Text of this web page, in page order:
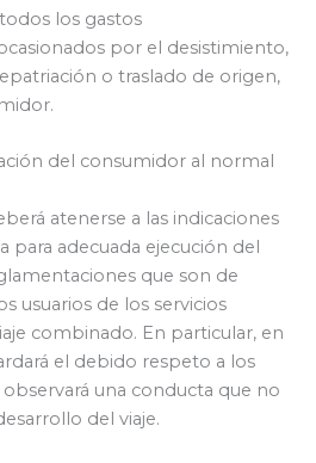
los gastos
por el desistimiento,
o traslado de origen,
del consumidor al normal
atenerse a las indicaciones
para adecuada ejecución del
que son de
usuarios de los servicios
combinado. En particular, en
el debido respeto a los
una conducta que no
del viaje.